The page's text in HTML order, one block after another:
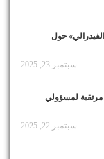
حول
سبتمبر 23, 2025
مرتقبة لمسؤولي
سبتمبر 22, 2025